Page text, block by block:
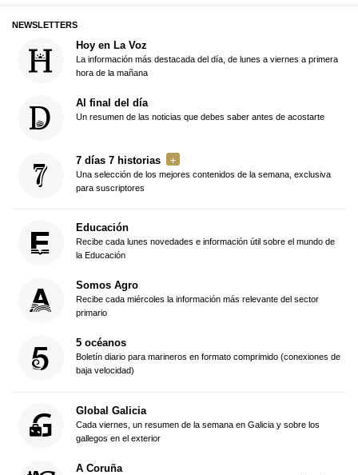
NEWSLETTERS
Hoy en La Voz
La información más destacada del día, de lunes a viernes a primera
hora de la mañana
Al final del día
Un resumen de las noticias que debes saber antes de acostarte
7 días 7 historias
Una selección de los mejores contenidos de la semana, exclusiva
para suscriptores
Educación
Recibe cada lunes novedades e información útil sobre el mundo de
la Educación
Somos Agro
Recibe cada miércoles la información más relevante del sector
primario
5 océanos
Boletín diario para marineros en formato comprimido (conexiones de
baja velocidad)
Global Galicia
Cada viernes, un resumen de la semana en Galicia y sobre los
gallegos en el exterior
A Coruña